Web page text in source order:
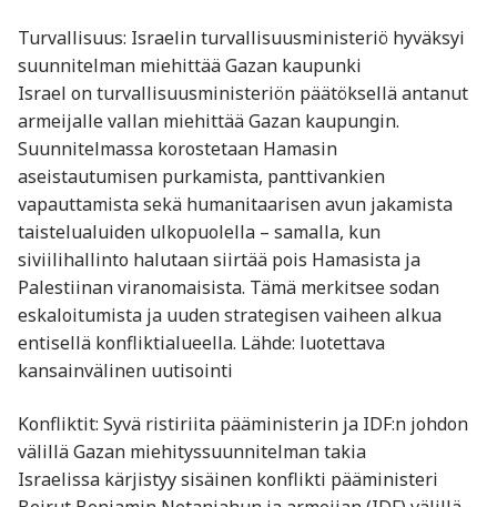
Turvallisuus: Israelin turvallisuusministeriö hyväksyi
suunnitelman miehittää Gazan kaupunki
Israel on turvallisuusministeriön päätöksellä antanut
armeijalle vallan miehittää Gazan kaupungin.
Suunnitelmassa korostetaan Hamasin
aseistautumisen purkamista, panttivankien
vapauttamista sekä humanitaarisen avun jakamista
taistelualuiden ulkopuolella – samalla, kun
siviilihallinto halutaan siirtää pois Hamasista ja
Palestiinan viranomaisista. Tämä merkitsee sodan
eskaloitumista ja uuden strategisen vaiheen alkua
entisellä konfliktialueella. Lähde: luotettava
kansainvälinen uutisointi
Konfliktit: Syvä ristiriita pääministerin ja IDF:n johdon
välillä Gazan miehityssuunnitelman takia
Israelissa kärjistyy sisäinen konflikti pääministeri